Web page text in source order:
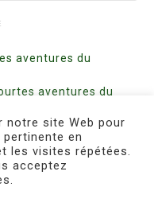
aventures du
aventures du
à Mulhouse
| Réalisé par
notre site Web pour
en
les visites répétées.
acceptez